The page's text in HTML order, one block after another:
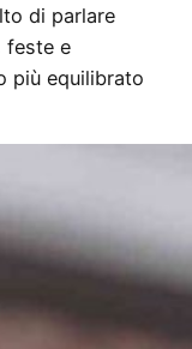
di parlare
feste e
più equilibrato